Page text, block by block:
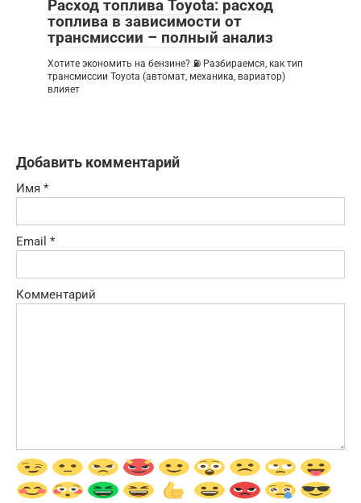
Расход топлива Toyota: расход
топлива в зависимости от
трансмиссии – полный анализ
Хотите экономить на бензине? ⛽ Разбираемся, как тип
трансмиссии Toyota (автомат, механика, вариатор)
влияет
Добавить комментарий
Имя *
Email *
Комментарий